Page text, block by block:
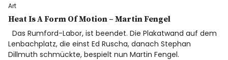
ÜBER
UNSER BUCH
Art
Heat Is A Form Of Motion – Martin Fengel
Das Rumford-Labor, ist beendet. Die Plakatwand auf dem
Lenbachplatz, die einst Ed Ruscha, danach Stephan
Dillmuth schmückte, bespielt nun Martin Fengel.